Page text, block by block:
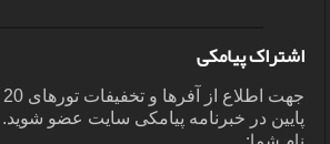
اشتراک پیامکی
پایین در خبرنامه پیامکی سایت عضو شوید.